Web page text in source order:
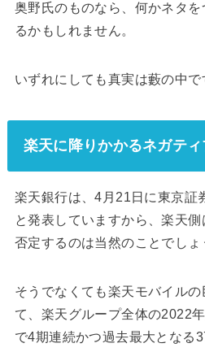
奥野氏のものなら、何かネタ
るかもしれません。
いずれにしても真実は藪の中で
楽天に降りかかるネガテ
楽天銀行は、4月21日に東京証
と発表していますから、楽天
否定するのは当然のことでしょ
そうでなくても楽天モバイル
て、楽天グループ全体の2022
で4期連続かつ過去最大となる